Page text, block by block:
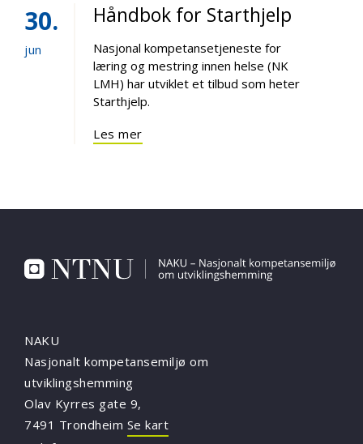
30
jun
Håndbok for Starthjelp
Nasjonal kompetansetjeneste for
læring og mestring innen helse (NK
LMH) har utviklet et tilbud som heter
Starthjelp.
Les mer
NAKU
Nasjonalt kompetansemiljø om
utviklingshemming
Olav Kyrres gate 9,
7491 Trondheim Se kart